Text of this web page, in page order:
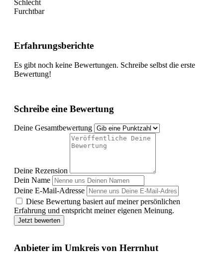
Schlecht
Furchtbar
Erfahrungsberichte
Es gibt noch keine Bewertungen. Schreibe selbst die erste
Bewertung!
Schreibe eine Bewertung
Deine Gesamtbewertung
Deine Rezension
Dein Name
Deine E-Mail-Adresse
Diese Bewertung basiert auf meiner persönlichen
Erfahrung und entspricht meiner eigenen Meinung.
Jetzt bewerten
Anbieter im Umkreis von Herrnhut